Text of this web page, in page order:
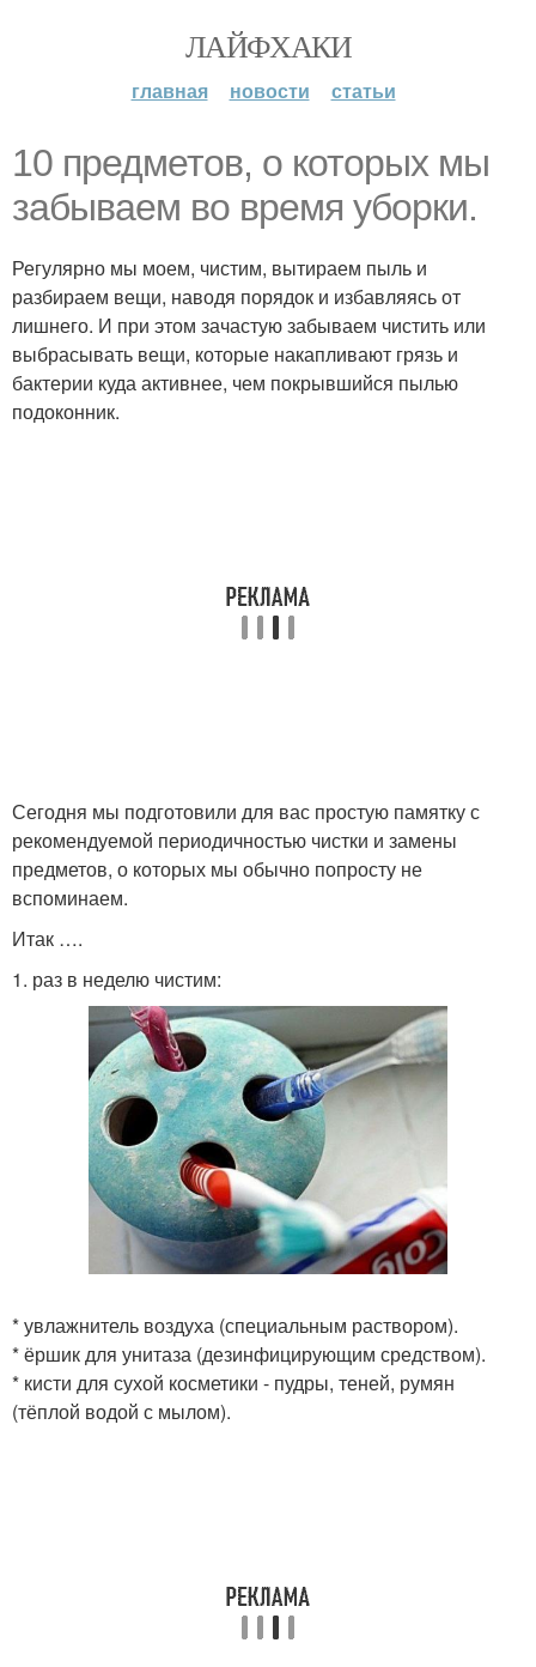
ЛАЙФХАКИ
главная новости статьи
10 предметов, о которых мы
забываем во время уборки.
Регулярно мы моем, чистим, вытираем пыль и
разбираем вещи, наводя порядок и избавляясь от
лишнего. И при этом зачастую забываем чистить или
выбрасывать вещи, которые накапливают грязь и
бактерии куда активнее, чем покрывшийся пылью
подоконник.
Сегодня мы подготовили для вас простую памятку с
рекомендуемой периодичностью чистки и замены
предметов, о которых мы обычно попросту не
вспоминаем.
Итак ….
1. раз в неделю чистим:
* увлажнитель воздуха (специальным раствором).
* ёршик для унитаза (дезинфицирующим средством).
* кисти для сухой косметики - пудры, теней, румян
(тёплой водой с мылом).